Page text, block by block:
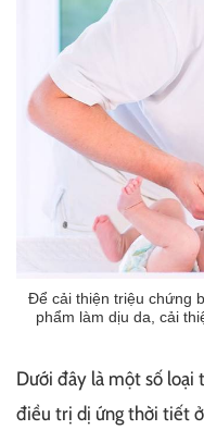
Để cải thiện triệu chứng
phẩm làm dịu da, cải
Dưới đây là một số
điều trị dị ứng thời tiết